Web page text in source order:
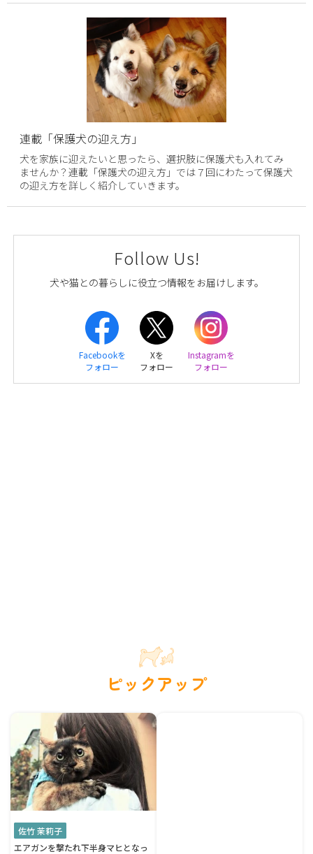
連載「保護犬の迎え方」
犬を家族に迎えたいと思ったら、選択肢に保護犬も入れてみ
ませんか？連載「保護犬の迎え方」では７回にわたって保護犬
の迎え方を詳しく紹介していきます。
Follow Us!
犬や猫との暮らしに役立つ情報をお届けします。
Facebookを
フォロー
Xを
フォロー
Instagramを
フォロー
ピックアップ
佐竹 茉莉子
エアガンを撃たれ下半身マヒとなっ